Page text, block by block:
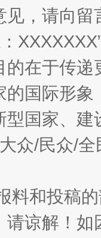
见，请向
的在于传
的国际形
型国家、
众/民众/
料和投稿
请谅解！